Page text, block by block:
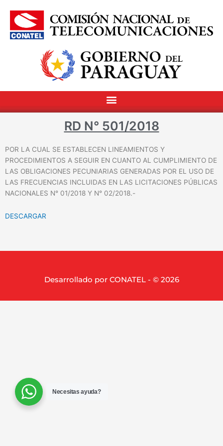
RD N° 501/2018
POR LA CUAL SE ESTABLECEN LINEAMIENTOS Y
PROCEDIMIENTOS A SEGUIR EN CUANTO AL CUMPLIMIENTO DE
LAS OBLIGACIONES PECUNIARIAS GENERADAS POR EL USO DE
LAS FRECUENCIAS INCLUIDAS EN LAS LICITACIONES PÚBLICAS
NACIONALES N° 01/2018 Y N° 02/2018.-
DESCARGAR
Desarrollado por CONATEL - © 2026
Necesitas ayuda?